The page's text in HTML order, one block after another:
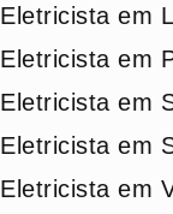
Eletricista em
Eletricista em
Eletricista em
Eletricista em
Eletricista em